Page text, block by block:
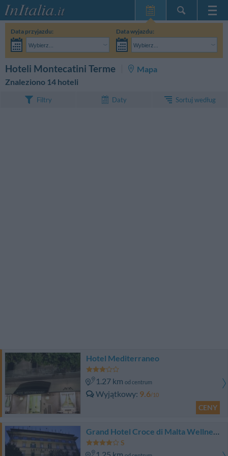
InItalia Klub
Data przyjazdu:
Wybierz...
Data wyjazdu:
Wybierz...
Hoteli Montecatini Terme
Mapa
Znaleziono 14 hoteli
Filtry Daty Sortuj według
Hotel Mediterraneo
1.27 km od centrum
Wyjątkowy 9.6/10
CENY
Grand Hotel Croce di Malta Wellness & Golf